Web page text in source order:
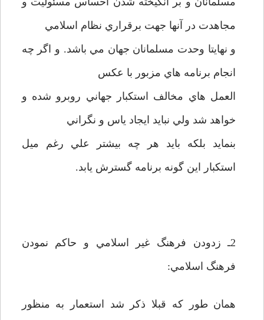
مجاهدت در آنها جهت برقراري نظام اسلامي
و نهايتا وحدت مسلمانان جهان مي باشد. و اگر چه
انجام برنامه هاي مزبور با عکس
العمل هاي مخالف استکبار جهاني روبرو شده و
خواهد شد ولي نبايد ايجاد ياس و نگراني
بنمايد بلکه بايد هر چه بيشتر علي رغم ميل
استکبار اين گونه برنامه گسترش يابد.
2ـ زدودن فرهنگ غير اسلامي و حاکم نمودن
فرهنگ اسلامي:
همان طور که قبلا ذکر شد استعمار به منظور